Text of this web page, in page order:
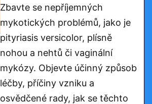
Zbavte se nepříjemných
mykotických problémů, jako je
pityriasis versicolor, plísně
nohou a nehtů či vaginální
mykózy. Objevte účinný způsob
léčby, příčiny vzniku a
osvědčené rady, jak se těchto